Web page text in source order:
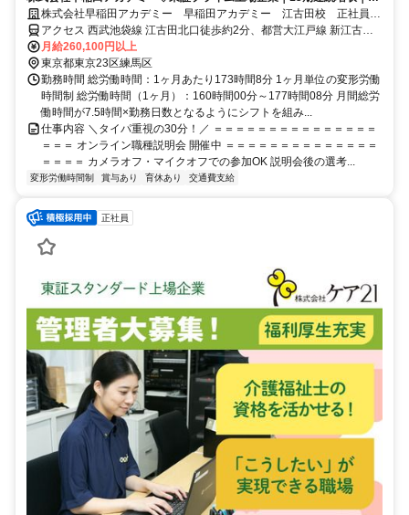
気でやる子を育てる
株式会社早稲田アカデミー 早稲田アカデミー 江古田校 正社員
(講師職)
アクセス 西武池袋線 江古田北口徒歩約2分、都営大江戸線 新江古田
エレベータ出入口徒歩約9分、西武有楽町線 新桜台2番口徒歩約9分
月給260,100円以上
東京都東京23区練馬区
勤務時間 総労働時間：1ヶ月あたり173時間8分 1ヶ月単位の変形労働
時間制 総労働時間（1ヶ月）：160時間00分～177時間08分 月間総労
働時間が7.5時間×勤務日数となるようにシフトを組み...
仕事内容 ＼タイパ重視の30分！／ ＝＝＝＝＝＝＝＝＝＝＝＝＝＝＝
＝＝＝ オンライン職種説明会 開催中 ＝＝＝＝＝＝＝＝＝＝＝＝＝＝
＝＝＝＝ カメラオフ・マイクオフでの参加OK 説明会後の選考...
変形労働時間制 賞与あり 育休あり 交通費支給
正社員